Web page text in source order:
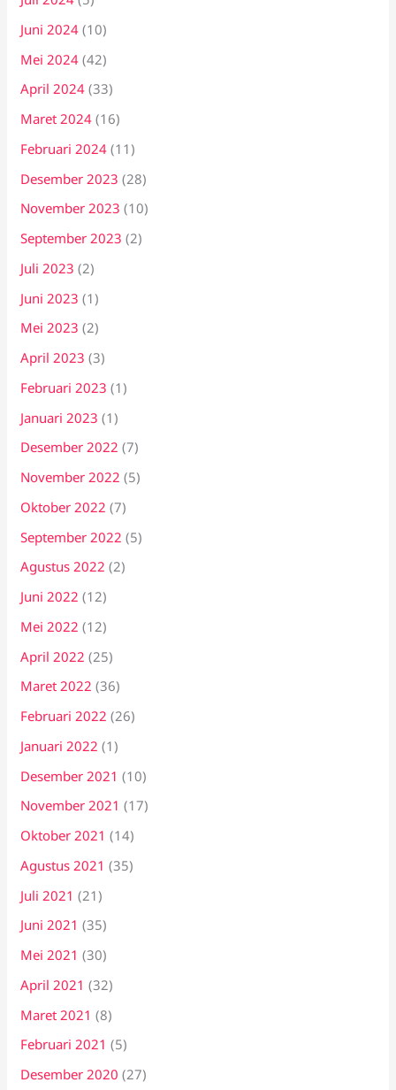
Juni 2024 (10)
Mei 2024 (42)
April 2024 (33)
Maret 2024 (16)
Februari 2024 (11)
Desember 2023 (28)
November 2023 (10)
September 2023 (2)
Juli 2023 (2)
Juni 2023 (1)
Mei 2023 (2)
April 2023 (3)
Februari 2023 (1)
Januari 2023 (1)
Desember 2022 (7)
November 2022 (5)
Oktober 2022 (7)
September 2022 (5)
Agustus 2022 (2)
Juni 2022 (12)
Mei 2022 (12)
April 2022 (25)
Maret 2022 (36)
Februari 2022 (26)
Januari 2022 (1)
Desember 2021 (10)
November 2021 (17)
Oktober 2021 (14)
Agustus 2021 (35)
Juli 2021 (21)
Juni 2021 (35)
Mei 2021 (30)
April 2021 (32)
Maret 2021 (8)
Februari 2021 (5)
Desember 2020 (27)